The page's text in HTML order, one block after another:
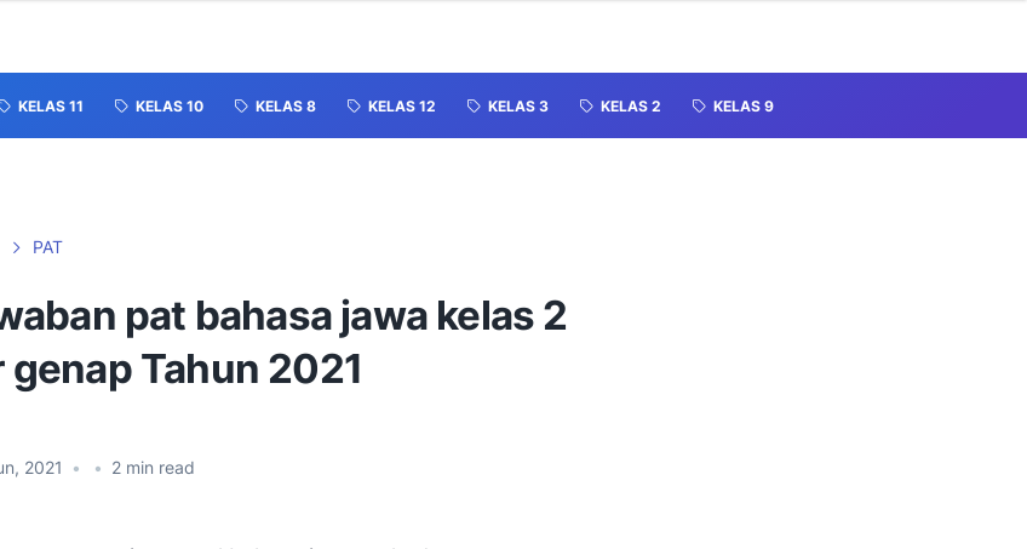
KELAS 11 KELAS 10 KELAS 8 KELAS 12 KELAS 3 KELAS 2 KELAS 9
PAT
pat bahasa jawa kelas 2
Tahun 2021
2021 • • 2 min read